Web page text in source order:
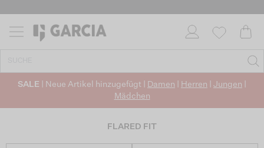
SALE | Neue Artikel hinzugefügt | Damen Herren Jungen
Mädchen
FLARED FIT